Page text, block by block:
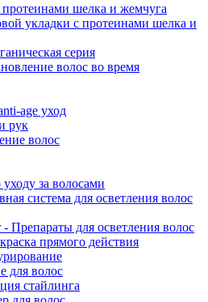
шелка и жемчуга
укладки с протеинами шелка и
серия
волос во время
age уход
рук
волос
за волосами
система для осветления волос
Препараты для осветления волос
прямого действия
для волос
стайлинга